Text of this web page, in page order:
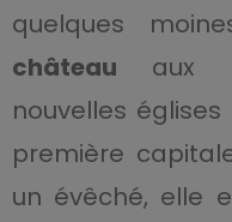
quelques
château aux
nouvelles
première
un évêché, elle